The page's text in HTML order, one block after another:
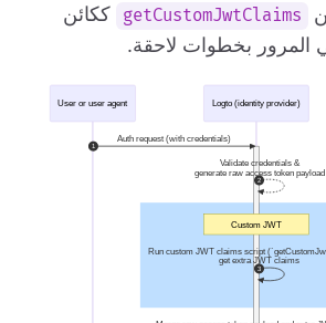
getCustomJwtClaims
ككائن
المرور بخطوات لاحقة.